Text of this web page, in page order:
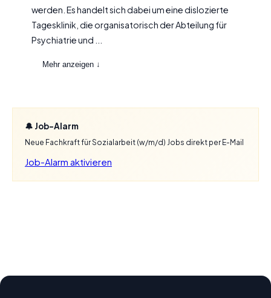
werden. Es handelt sich dabei um eine dislozierte
Tagesklinik, die organisatorisch der Abteilung für
Psychiatrie und ...
Mehr anzeigen ↓
🔔 Job-Alarm
Neue Fachkraft für Sozialarbeit (w/m/d) Jobs direkt per E-Mail
Job-Alarm aktivieren